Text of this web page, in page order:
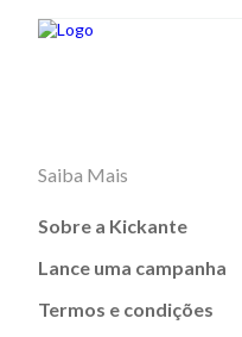
Saiba Mais
Sobre a Kickante
Lance uma campanha
Termos e condições